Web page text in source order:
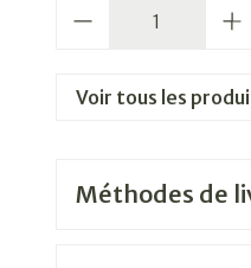
Voir tous les
Méthodes de